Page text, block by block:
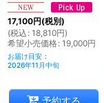
17,100円(税別)
(税込 : 18,810円)
希望小売価格: 19,000円
お届け目安 :
2026年11月中旬